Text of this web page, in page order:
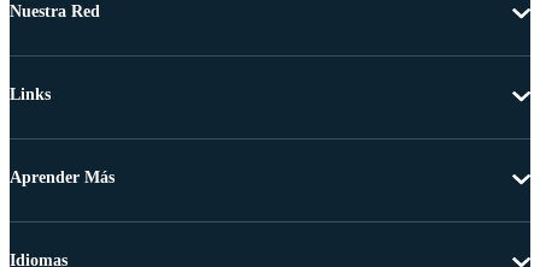
Nuestra Red
Links
Aprender Más
Idiomas